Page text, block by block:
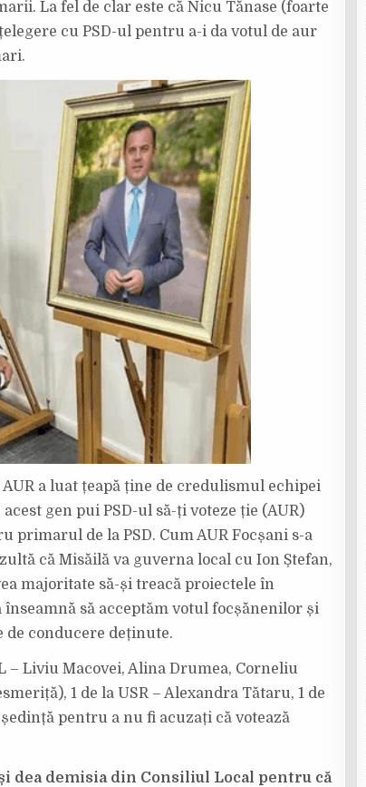
La fel de clar este că Nicu Tănase (foarte
cu PSD-ul pentru a-i da votul de aur
AUR a luat țeapă ține de credulismul echipei
gen pui PSD-ul să-ți voteze ție (AUR)
primarul de la PSD. Cum AUR Focșani s-a
că Misăilă va guverna local cu Ion Ștefan,
majoritate să-și treacă proiectele în
să acceptăm votul focșănenilor și
conducere deținute.
– Liviu Macovei, Alina Drumea, Corneliu
1 de la USR – Alexandra Tătaru, 1 de
pentru a nu fi acuzați că votează
dea demisia din Consiliul Local pentru că